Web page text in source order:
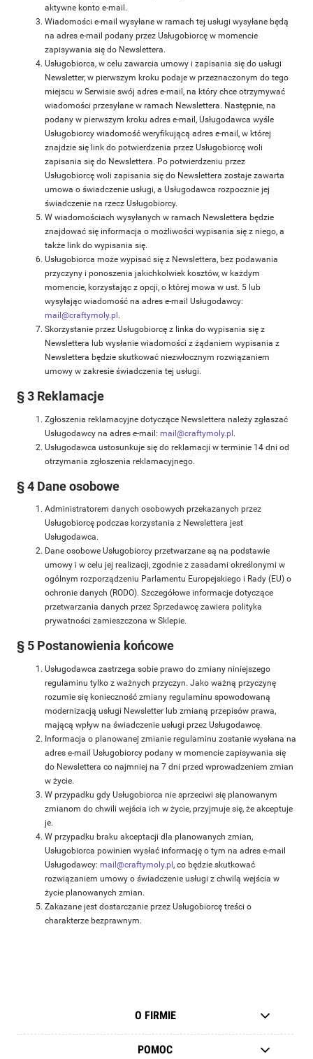
aktywne konto e-mail.
Wiadomości e-mail wysyłane w ramach tej usługi wysyłane będą
na adres e-mail podany przez Usługobiorcę w momencie
zapisywania się do Newslettera.
Usługobiorca, w celu zawarcia umowy i zapisania się do usługi
Newsletter, w pierwszym kroku podaje w przeznaczonym do tego
miejscu w Serwisie swój adres e-mail, na który chce otrzymywać
wiadomości przesyłane w ramach Newslettera. Następnie, na
podany w pierwszym kroku adres e-mail, Usługodawca wyśle
Usługobiorcy wiadomość weryfikującą adres e-mail, w której
znajdzie się link do potwierdzenia przez Usługobiorcę woli
zapisania się do Newslettera. Po potwierdzeniu przez
Usługobiorcę woli zapisania się do Newslettera zostaje zawarta
umowa o świadczenie usługi, a Usługodawca rozpocznie jej
świadczenie na rzecz Usługobiorcy.
W wiadomościach wysyłanych w ramach Newslettera będzie
znajdować się informacja o możliwości wypisania się z niego, a
także link do wypisania się.
Usługobiorca może wypisać się z Newslettera, bez podawania
przyczyny i ponoszenia jakichkolwiek kosztów, w każdym
momencie, korzystając z opcji, o której mowa w ust. 5 lub
wysyłając wiadomość na adres e-mail Usługodawcy:
mail@craftymoly.pl .
Skorzystanie przez Usługobiorcę z linka do wypisania się z
Newslettera lub wysłanie wiadomości z żądaniem wypisania z
Newslettera będzie skutkować niezwłocznym rozwiązaniem
umowy w zakresie świadczenia tej usługi.
§ 3 Reklamacje
Zgłoszenia reklamacyjne dotyczące Newslettera należy zgłaszać
Usługodawcy na adres e-mail: mail@craftymoly.pl.
Usługodawca ustosunkuje się do reklamacji w terminie 14 dni od
otrzymania zgłoszenia reklamacyjnego.
§ 4 Dane osobowe
Administratorem danych osobowych przekazanych przez
Usługobiorcę podczas korzystania z Newslettera jest
Usługodawca.
Dane osobowe Usługobiorcy przetwarzane są na podstawie
umowy i w celu jej realizacji, zgodnie z zasadami określonymi w
ogólnym rozporządzeniu Parlamentu Europejskiego i Rady (EU) o
ochronie danych (RODO). Szczegółowe informacje dotyczące
przetwarzania danych przez Sprzedawcę zawiera polityka
prywatności zamieszczona w Sklepie.
§ 5 Postanowienia końcowe
Usługodawca zastrzega sobie prawo do zmiany niniejszego
regulaminu tylko z ważnych przyczyn. Jako ważną przyczynę
rozumie się konieczność zmiany regulaminu spowodowaną
modernizacją usługi Newsletter lub zmianą przepisów prawa,
mającą wpływ na świadczenie usługi przez Usługodawcę.
Informacja o planowanej zmianie regulaminu zostanie wysłana na
adres e-mail Usługobiorcy podany w momencie zapisywania się
do Newslettera co najmniej na 7 dni przed wprowadzeniem zmian
w życie.
W przypadku gdy Usługobiorca nie sprzeciwi się planowanym
zmianom do chwili wejścia ich w życie, przyjmuje się, że akceptuje
je.
W przypadku braku akceptacji dla planowanych zmian,
Usługobiorca powinien wysłać informację o tym na adres e-mail
Usługodawcy: mail@craftymoly.pl , co będzie skutkować
rozwiązaniem umowy o świadczenie usługi z chwilą wejścia w
życie planowanych zmian.
Zakazane jest dostarczanie przez Usługobiorcę treści o
charakterze bezprawnym.
O FIRMIE
POMOC